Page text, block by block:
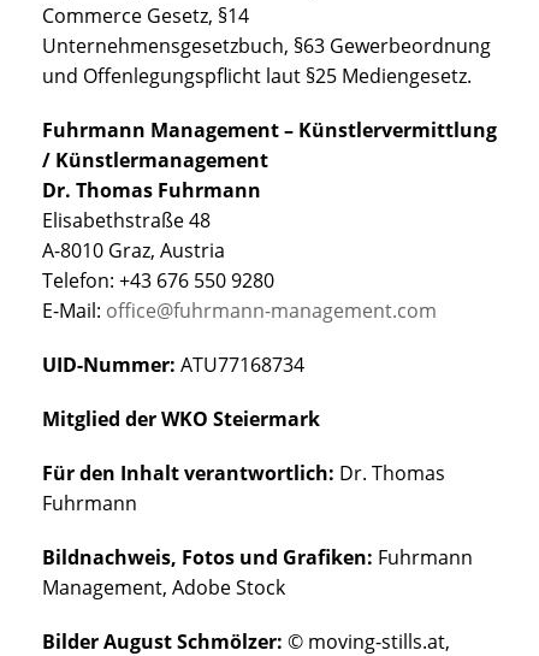
Commerce Gesetz, §14
Unternehmensgesetzbuch, §63 Gewerbeordnung
und Offenlegungspflicht laut §25 Mediengesetz.
Fuhrmann Management – Künstlervermittlung
/ Künstlermanagement
Dr. Thomas Fuhrmann
Elisabethstraße 48
A-8010 Graz, Austria
Telefon: +43 676 550 9280
E-Mail: office@fuhrmann-management.com
UID-Nummer: ATU77168734
Mitglied der WKO Steiermark
Für den Inhalt verantwortlich: Dr. Thomas
Fuhrmann
Bildnachweis, Fotos und Grafiken: Fuhrmann
Management, Adobe Stock
Bilder August Schmölzer: © moving-stills.at,